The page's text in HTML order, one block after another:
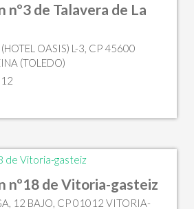
de Talavera de La
OASIS) L-3, CP 45600
(TOLEDO)
nº18 de Vitoria-gasteiz
12 BAJO, CP 01012 VITORIA-